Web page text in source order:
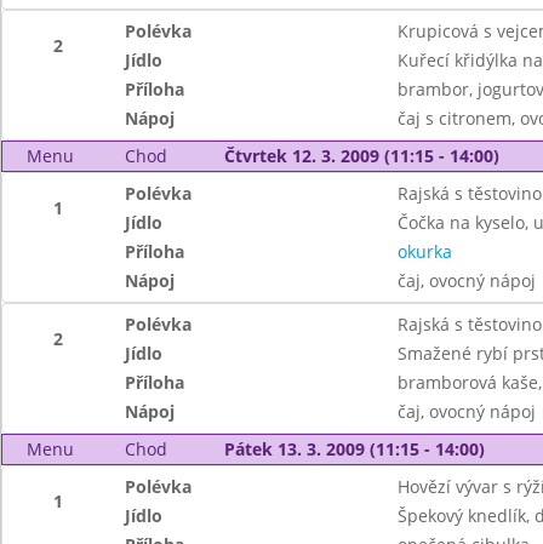
2
Polévka
Krupicová s
Jídlo
Kuřecí křidýlka
Příloha
brambor,
Nápoj
čaj s citronem,
Menu
Chod Čtvrtek 12. 3. 2009 (11:15 - 14:00)
1
Polévka
Rajská s
Jídlo
Čočka na kyselo,
Příloha
okurka
Nápoj
čaj, ovocný nápoj
2
Polévka
Rajská s
Jídlo
Smažené rybí
Příloha
bramborová
Nápoj
čaj, ovocný nápoj
Menu
Chod Pátek 13. 3. 2009 (11:15 - 14:00)
1
Polévka
Hovězí vývar s
Jídlo
Špekový knedlík,